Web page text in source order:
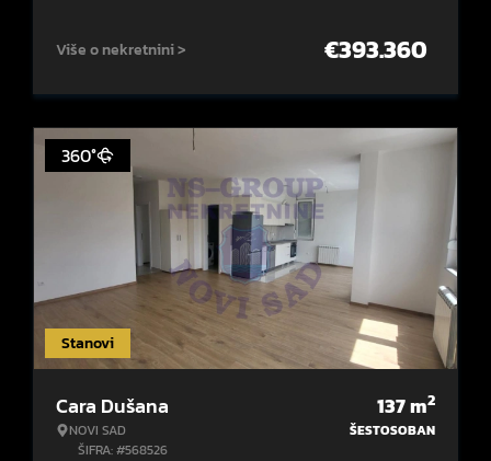
Više o nekretnini > €393.360
Stanovi
360°
Cara Dušana
NOVI SAD
ŠIFRA: #568526
137m2
ŠESTOSOBAN